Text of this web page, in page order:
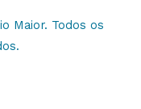
Maior. Todos os